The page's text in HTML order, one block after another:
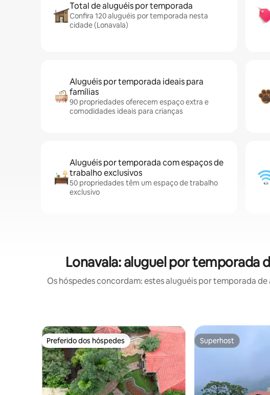
Total de aluguéis por temporada
Confira 120 aluguéis por temporada nesta
cidade (Lonavala)
Aluguéis por temporada ideais para
famílias
90 propriedades oferecem espaço extra e
comodidades ideais para crianças
Aluguéis por temporada com espaços de
trabalho exclusivos
50 propriedades têm um espaço de trabalho
exclusivo
Lonavala: aluguel por temporada
Os hóspedes concordam: estes aluguéis por temporada
Preferido dos hóspedes
Preferido dos hóspedes Superhost
Superhost